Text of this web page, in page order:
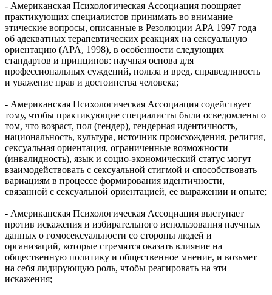
- Американская Психологическая Ассоциация поощряет
практикующих специалистов принимать во внимание
этические вопросы, описанные в Резолюции APA 1997 года
об адекватных терапевтических реакциях на сексуальную
ориентацию (APA, 1998), в особенности следующих
стандартов и принципов: научная основа для
профессиональных суждений, польза и вред, справедливость
и уважение прав и достоинства человека;
- Американская Психологическая Ассоциация содействует
тому, чтобы практикующие специалисты были осведомлены о
том, что возраст, пол (гендер), гендерная идентичность,
национальность, культура, источник происхождения, религия,
сексуальная ориентация, ограниченные возможности
(инвалидность), язык и социо-экономический статус могут
взаимодействовать с сексуальной стигмой и способствовать
вариациям в процессе формирования идентичности,
связанной с сексуальной ориентацией, ее выражении и опыте;
- Американская Психологическая Ассоциация выступает
против искажения и избирательного использования научных
данных о гомосексуальности со стороны людей и
организаций, которые стремятся оказать влияние на
общественную политику и общественное мнение, и возьмет
на себя лидирующую роль, чтобы реагировать на эти
искажения;